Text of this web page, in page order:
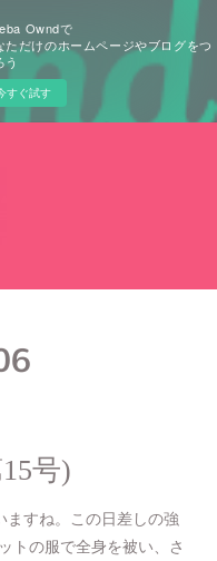
Owndで
ただけのホームページやブログをつ
う
すぐ試す
号)
すね。この日差しの強
トの服で全身を被い、さ